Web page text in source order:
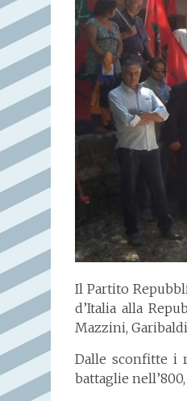
Il Partito
d’Italia alla
Mazzini,
Dalle sconfitte i
battaglie